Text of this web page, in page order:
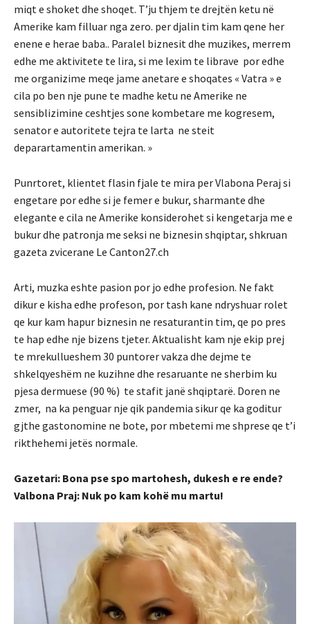
miqt e shoket dhe shoqet. T’ju thjem te drejtën ketu në
Amerike kam filluar nga zero. per djalin tim kam qene her
enene e herae baba.. Paralel biznesit dhe muzikes, merrem
edhe me aktivitete te lira, si me lexim te librave por edhe
me organizime meqe jame anetare e shoqates « Vatra » e
cila po ben nje pune te madhe ketu ne Amerike ne
sensiblizimine ceshtjes sone kombetare me kogresem,
senator e autoritete tejra te larta ne steit
deparartamentin amerikan. »
Punrtoret, klientet flasin fjale te mira per Vlabona Peraj si
engetare por edhe si je femer e bukur, sharmante dhe
elegante e cila ne Amerike konsiderohet si kengetarja me e
bukur dhe patronja me seksi ne biznesin shqiptar, shkruan
gazeta zvicerane Le Canton27.ch
Arti, muzka eshte pasion por jo edhe profesion. Ne fakt
dikur e kisha edhe profeson, por tash kane ndryshuar rolet
qe kur kam hapur biznesin ne resaturantin tim, qe po pres
te hap edhe nje bizens tjeter. Aktualisht kam nje ekip prej
te mrekullueshem 30 puntorer vakza dhe dejme te
shkelqyeshëm ne kuzihne dhe resaruante ne sherbim ku
pjesa dermuese (90 %) te stafit janë shqiptarë. Doren ne
zmer, na ka penguar nje qik pandemia sikur qe ka goditur
gjthe gastonomine ne bote, por mbetemi me shprese qe t’i
rikthehemi jetës normale.
Gazetari: Bona pse spo martohesh, dukesh e re ende?
Valbona Praj: Nuk po kam kohë mu martu!